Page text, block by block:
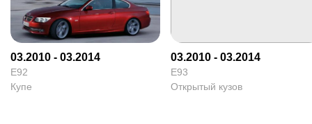
03.2010 - 03.2014
E92
Купе
03.2010 - 03.2014
E93
Открытый кузов